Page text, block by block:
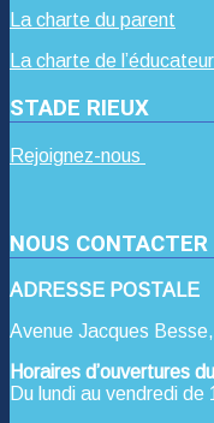
La charte du parent
La charte de
STADE RIEUX
Rejoignez-nous
NOUS CONTACTER
ADRESSE POSTALE
Avenue Jacques
Horaires d’ouvertures
Du lundi au vendredi de